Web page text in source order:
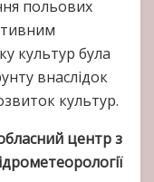
польових
культур була
внаслідок
культур.
центр з